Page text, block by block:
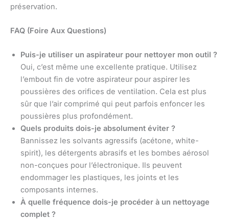
préservation.
FAQ (Foire Aux Questions)
Puis-je utiliser un aspirateur pour nettoyer mon outil ?
Oui, c’est même une excellente pratique. Utilisez
l’embout fin de votre aspirateur pour aspirer les
poussières des orifices de ventilation. Cela est plus
sûr que l’air comprimé qui peut parfois enfoncer les
poussières plus profondément.
Quels produits dois-je absolument éviter ?
Bannissez les solvants agressifs (acétone, white-
spirit), les détergents abrasifs et les bombes aérosol
non-conçues pour l’électronique. Ils peuvent
endommager les plastiques, les joints et les
composants internes.
À quelle fréquence dois-je procéder à un nettoyage
complet ?